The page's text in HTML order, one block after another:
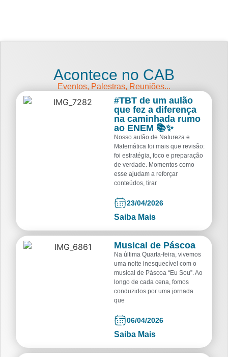
Acontece no CAB
Eventos, Palestras, Reuniões...
#TBT de um aulão
que fez a diferença
na caminhada rumo
ao ENEM 📚✨
Nosso aulão de Natureza e
Matemática foi mais que revisão:
foi estratégia, foco e preparação
de verdade. Momentos como
esse ajudam a reforçar
conteúdos, tirar
23/04/2026
Saiba Mais
Musical de Páscoa
Na última Quarta-feira, vivemos
uma noite inesquecível com o
musical de Páscoa “Eu Sou”. Ao
longo de cada cena, fomos
conduzidos por uma jornada
que
06/04/2026
Saiba Mais